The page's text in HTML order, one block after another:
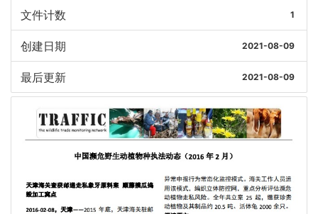
文件计数 1
创建日期 2021-08-09
最后更新 2021-08-09